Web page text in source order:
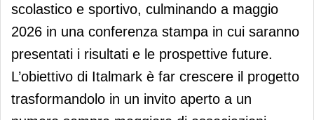
scolastico e sportivo, culminando a maggio
2026 in una conferenza stampa in cui saranno
presentati i risultati e le prospettive future.
L’obiettivo di Italmark è far crescere il progetto
trasformandolo in un invito aperto a un